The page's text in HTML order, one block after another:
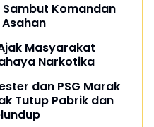
Sambut Komandan
Masyarakat
Narkotika
dan PSG Marak
Tutup Pabrik dan